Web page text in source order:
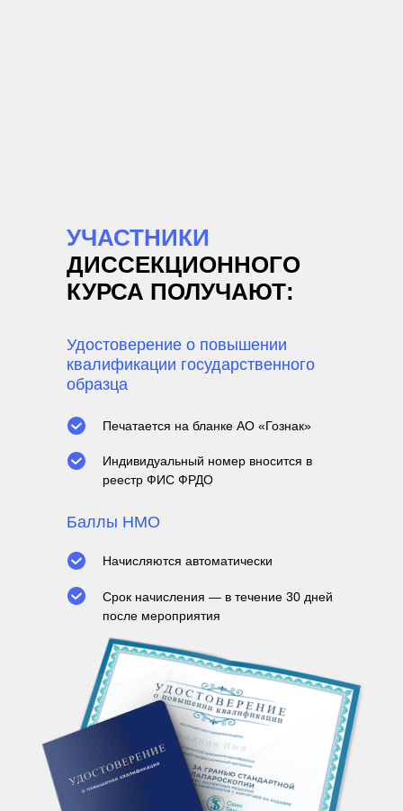
УЧАСТНИКИ
ДИССЕКЦИОННОГО
КУРСА ПОЛУЧАЮТ:
Удостоверение о повышении
квалификации государственного
образца
Печатается на бланке АО «Гознак»
Индивидуальный номер вносится в
реестр ФИС ФРДО
Срок начисления — в течение 30 дней
после мероприятия
Начисляются автоматически
Баллы НМО
Первый день посвящён фундаменту —
правильному предоперационному мышлению
и безопасной ориентации в анатомии.
«Предоперационное
планирование и навигация:
ключ к успеху»
ДЕНЬ I
ПРОГРАММА